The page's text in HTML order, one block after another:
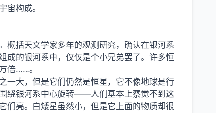
宙构成。
概括天文学家多年的观测研究，确认在银河系
成的银河系中，仅仅是个小兄弟罢了。许多恒
倍……。
一大，但是它们仍然是恒星，它不像地球是行
绕银河系中心旋转——人们基本上察觉不到这
们亮。白矮星虽然小，但是它上面的物质却很